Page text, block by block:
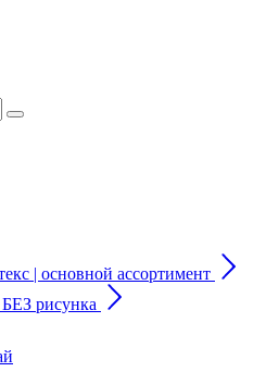
| основной ассортимент
рисунка